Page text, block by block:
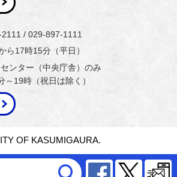
Facebook
2111 / 029-897-1111
ら17時15分（平日）
ンター（中央庁舎）のみ
19時（祝日は除く）
OF KASUMIGAURA.